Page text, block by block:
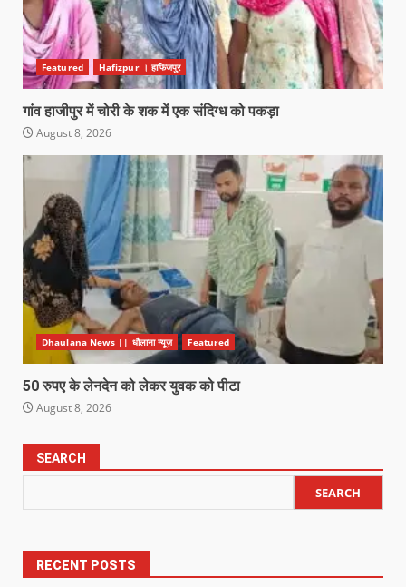
Featured Hafizpur । हाफिजपुर
गांव हाजीपुर में चोरी के शक में एक संदिग्ध को पकड़ा
August 8, 2026
Dhaulana News || धौलाना न्यूज़ Featured
50 रुपए के लेनदेन को लेकर युवक को पीटा
August 8, 2026
SEARCH
SEARCH
RECENT POSTS